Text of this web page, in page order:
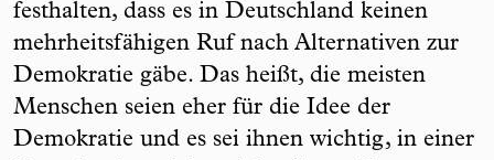
festhalten, dass es in Deutschland keinen
mehrheitsfähigen Ruf nach Alternativen zur
Demokratie gäbe. Das heißt, die meisten
Menschen seien eher für die Idee der
Demokratie und es sei ihnen wichtig, in einer